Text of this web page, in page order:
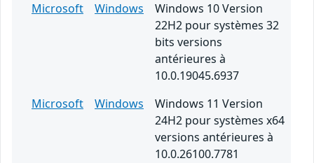
Microsoft
Windows
Windows 10 Version
22H2 pour systèmes 32
bits versions
antérieures à
10.0.19045.6937
Microsoft
Windows
Windows 11 Version
24H2 pour systèmes x64
versions antérieures à
10.0.26100.7781